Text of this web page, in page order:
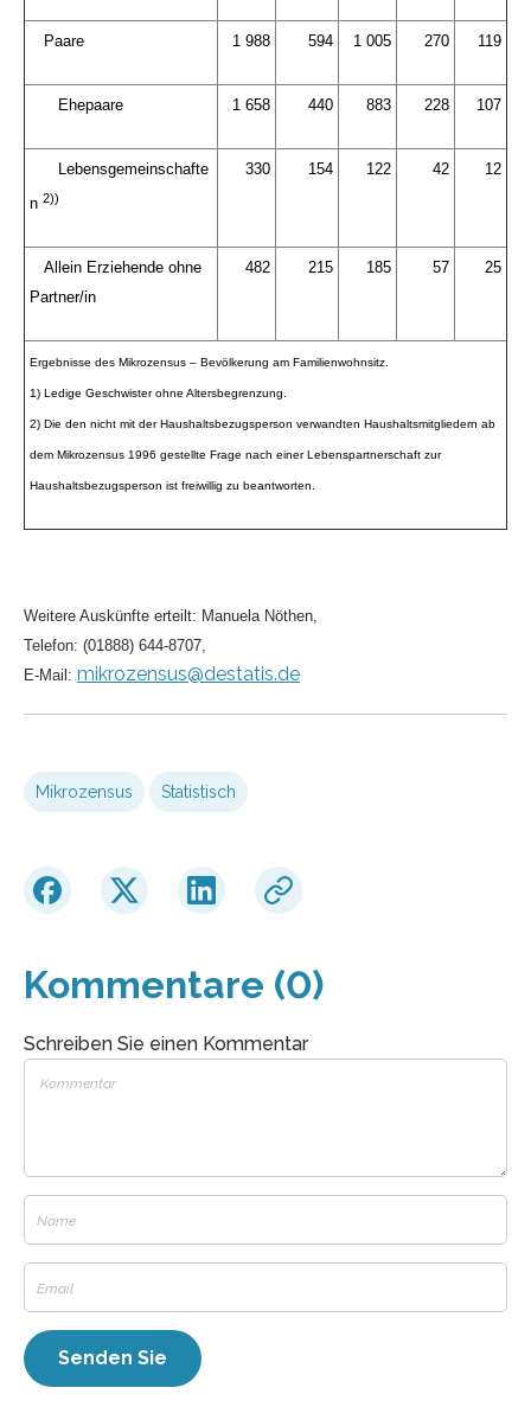
Paare 1 988 594 1 005 270 119
Ehepaare 1 658 440 883 228 107
Lebensgemeinschafte
n 2))
330 154 122 42 12
Allein Erziehende ohne
Partner/in
482 215 185 57 25
Ergebnisse des Mikrozensus – Bevölkerung am Familienwohnsitz.
1) Ledige Geschwister ohne Altersbegrenzung.
2) Die den nicht mit der Haushaltsbezugsperson verwandten Haushaltsmitgliedern ab
dem Mikrozensus 1996 gestellte Frage nach einer Lebenspartnerschaft zur
Haushaltsbezugsperson ist freiwillig zu beantworten.
Weitere Auskünfte erteilt: Manuela Nöthen,
Telefon: (01888) 644-8707,
E-Mail: mikrozensus@destatis.de
Mikrozensus Statistisch
Kommentare (0)
Schreiben Sie einen Kommentar